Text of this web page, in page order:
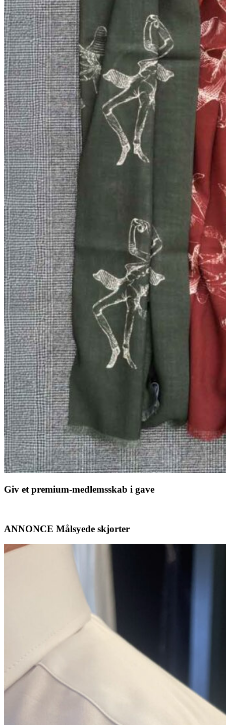
Giv et premium-medlemsskab i gave
ANNONCE Målsyede skjorter